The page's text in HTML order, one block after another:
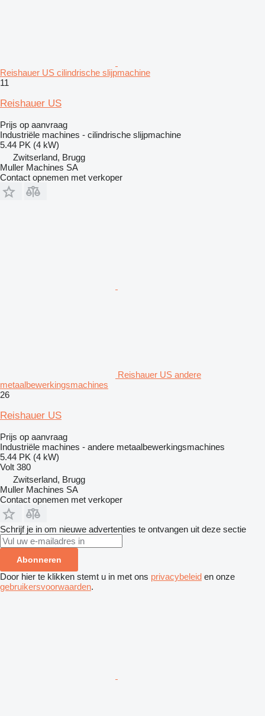
Reishauer US cilindrische slijpmachine
11
Reishauer US
Prijs op aanvraag
Industriële machines - cilindrische slijpmachine
5.44 PK (4 kW)
Zwitserland, Brugg
Muller Machines SA
Contact opnemen met verkoper
Reishauer US andere
metaalbewerkingsmachines
26
Reishauer US
Prijs op aanvraag
Industriële machines - andere metaalbewerkingsmachines
5.44 PK (4 kW)
Volt 380
Zwitserland, Brugg
Muller Machines SA
Contact opnemen met verkoper
Schrijf je in om nieuwe advertenties te ontvangen uit deze sectie
Abonneren
Door hier te klikken stemt u in met ons privacybeleid en onze
gebruikersvoorwaarden.